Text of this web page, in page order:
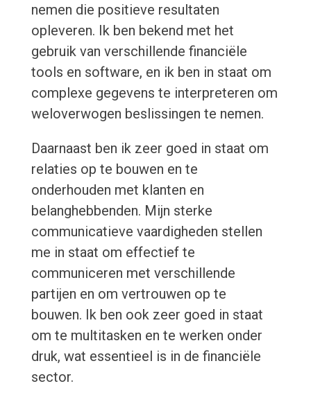
nemen die positieve resultaten
opleveren. Ik ben bekend met het
gebruik van verschillende financiële
tools en software, en ik ben in staat om
complexe gegevens te interpreteren om
weloverwogen beslissingen te nemen.
Daarnaast ben ik zeer goed in staat om
relaties op te bouwen en te
onderhouden met klanten en
belanghebbenden. Mijn sterke
communicatieve vaardigheden stellen
me in staat om effectief te
communiceren met verschillende
partijen en om vertrouwen op te
bouwen. Ik ben ook zeer goed in staat
om te multitasken en te werken onder
druk, wat essentieel is in de financiële
sector.